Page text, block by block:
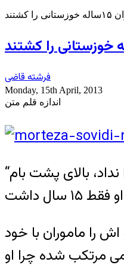
فرشته قاضی
Monday, 15th April, 2013
اندازه قلم متن
“یکی یکی خانه ها را خراب کردند تا رسیدند به خانه سویدی. پدر و مادرش خانه نبودند، در غیاب خانواده اجازه ورود ماموران را نداد، بالای پشت بام
جنازه اش را ماموران با خود
مرتکب شده چرا او